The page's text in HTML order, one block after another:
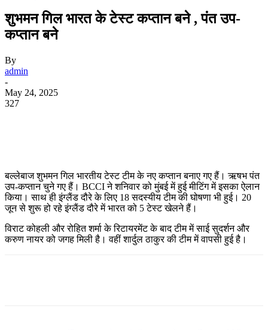
शुभमन गिल भारत के टेस्ट कप्तान बने , पंत उप-
कप्तान बने
By
admin
-
May 24, 2025
327
बल्लेबाज शुभमन गिल भारतीय टेस्ट टीम के नए कप्तान बनाए गए हैं। ऋषभ पंत
उप-कप्तान चुने गए हैं। BCCI ने शनिवार को मुंबई में हुई मीटिंग में इसका ऐलान
किया। साथ ही इंग्लैंड दौरे के लिए 18 सदस्यीय टीम की घोषणा भी हुई। 20
जून से शुरू हो रहे इंग्लैंड दौरे में भारत को 5 टेस्ट खेलने हैं।
विराट कोहली और रोहित शर्मा के रिटायरमेंट के बाद टीम में साई सुदर्शन और
करुण नायर को जगह मिली है। वहीं शार्दुल ठाकुर की टीम में वापसी हुई है।